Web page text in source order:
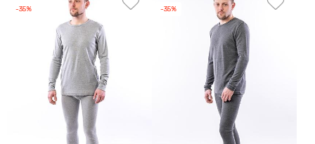
-35% -35%